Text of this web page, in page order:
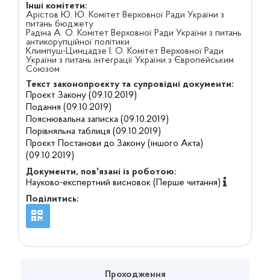
Інші комітети:
Арістов Ю. Ю. Комітет Верховної Ради України з
питань бюджету
Радіна А. О. Комітет Верховної Ради України з питань
антикорупційної політики
Климпуш-Цинцадзе І. О. Комітет Верховної Ради
України з питань інтеграції України з Європейським
Союзом
Текст законопроєкту та супровідні документи:
Проєкт Закону (09.10.2019)
Подання (09.10.2019)
Пояснювальна записка (09.10.2019)
Порівняльна таблиця (09.10.2019)
Проєкт Постанови до Закону (іншого Акта)
(09.10.2019)
Документи, пов'язані із роботою:
Науково-експертний висновок (Перше читання)
Поділитись:
Проходження